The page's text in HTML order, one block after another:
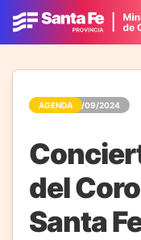
AGENDA 17/09/2024
del
Santa